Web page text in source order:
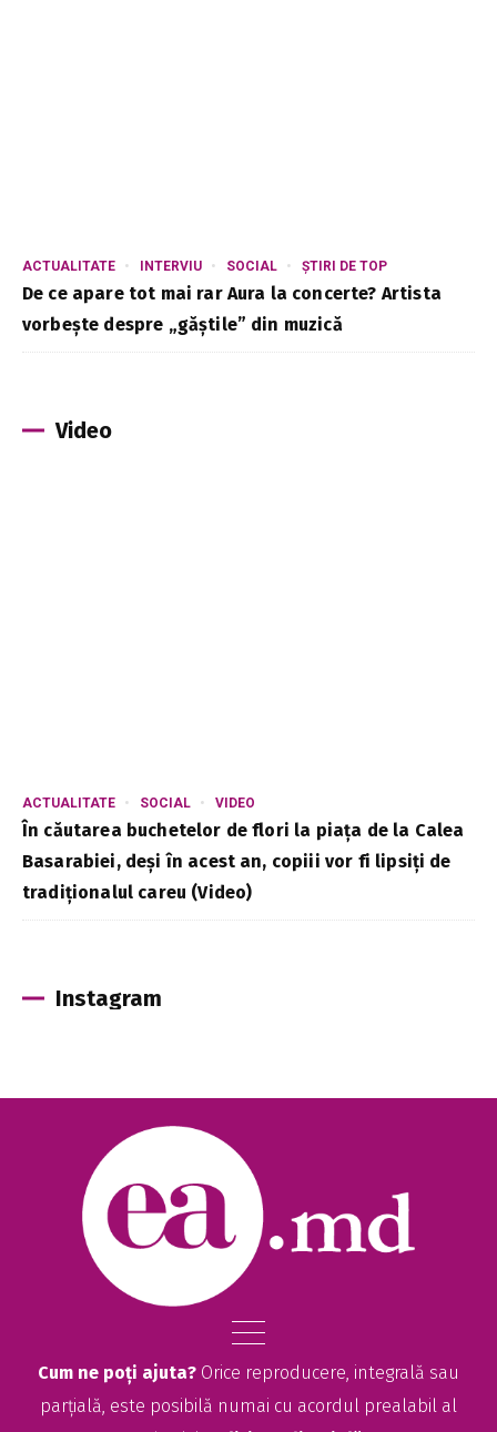
ACTUALITATE INTERVIU SOCIAL ȘTIRI DE TOP
De ce apare tot mai rar Aura la concerte? Artista
vorbește despre „găștile” din muzică
Video
ACTUALITATE SOCIAL VIDEO
În căutarea buchetelor de flori la piața de la Calea
Basarabiei, deși în acest an, copiii vor fi lipsiți de
tradiționalul careu (Video)
Instagram
Cum ne poți ajuta? Orice reproducere, integrală sau
parțială, este posibilă numai cu acordul prealabil al